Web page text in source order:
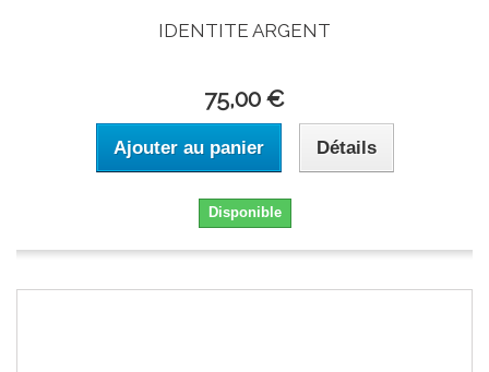
IDENTITE ARGENT
75,00 €
Ajouter au panier Détails
Disponible